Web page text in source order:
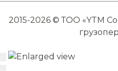
2015-2026 © ТОО «YTM